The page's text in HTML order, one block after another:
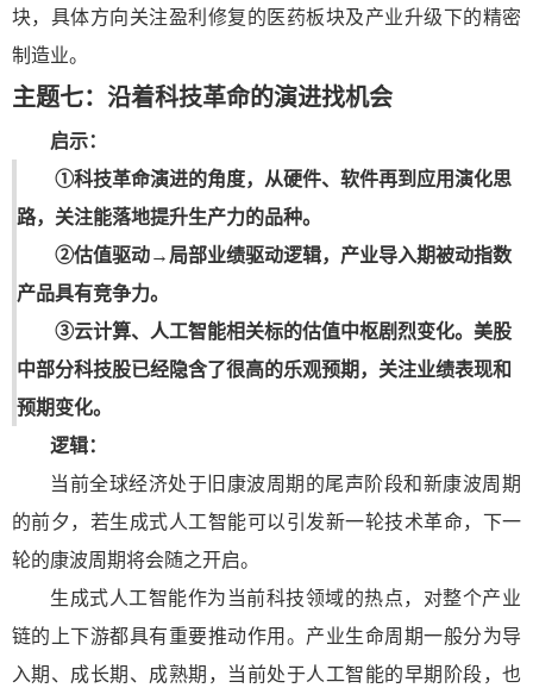
块，具体方向关注盈利修复的医药板块及产业升级下的精密
制造业。
主题七：沿着科技革命的演进找机会
启示：
①科技革命演进的角度，从硬件、软件再到应用演化思
路，关注能落地提升生产力的品种。
②估值驱动→局部业绩驱动逻辑，产业导入期被动指数
产品具有竞争力。
③云计算、人工智能相关标的估值中枢剧烈变化。美股
中部分科技股已经隐含了很高的乐观预期，关注业绩表现和
预期变化。
逻辑：
当前全球经济处于旧康波周期的尾声阶段和新康波周期
的前夕，若生成式人工智能可以引发新一轮技术革命，下一
轮的康波周期将会随之开启。
生成式人工智能作为当前科技领域的热点，对整个产业
链的上下游都具有重要推动作用。产业生命周期一般分为导
入期、成长期、成熟期，当前处于人工智能的早期阶段，也